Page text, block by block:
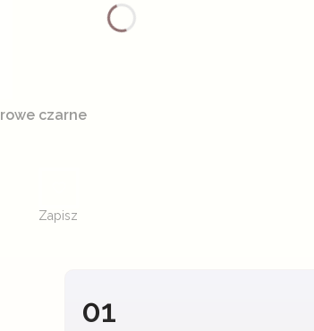
czarne
Zapisz
01